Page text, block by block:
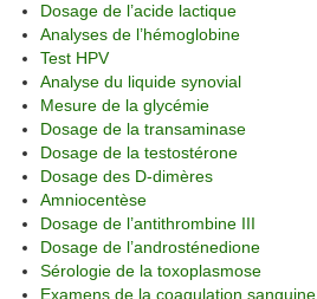
Dosage de l’acide lactique
Analyses de l’hémoglobine
Test HPV
Analyse du liquide synovial
Mesure de la glycémie
Dosage de la transaminase
Dosage de la testostérone
Dosage des D-dimères
Amniocentèse
Dosage de l’antithrombine III
Dosage de l’androsténedione
Sérologie de la toxoplasmose
Examens de la coagulation sanguine